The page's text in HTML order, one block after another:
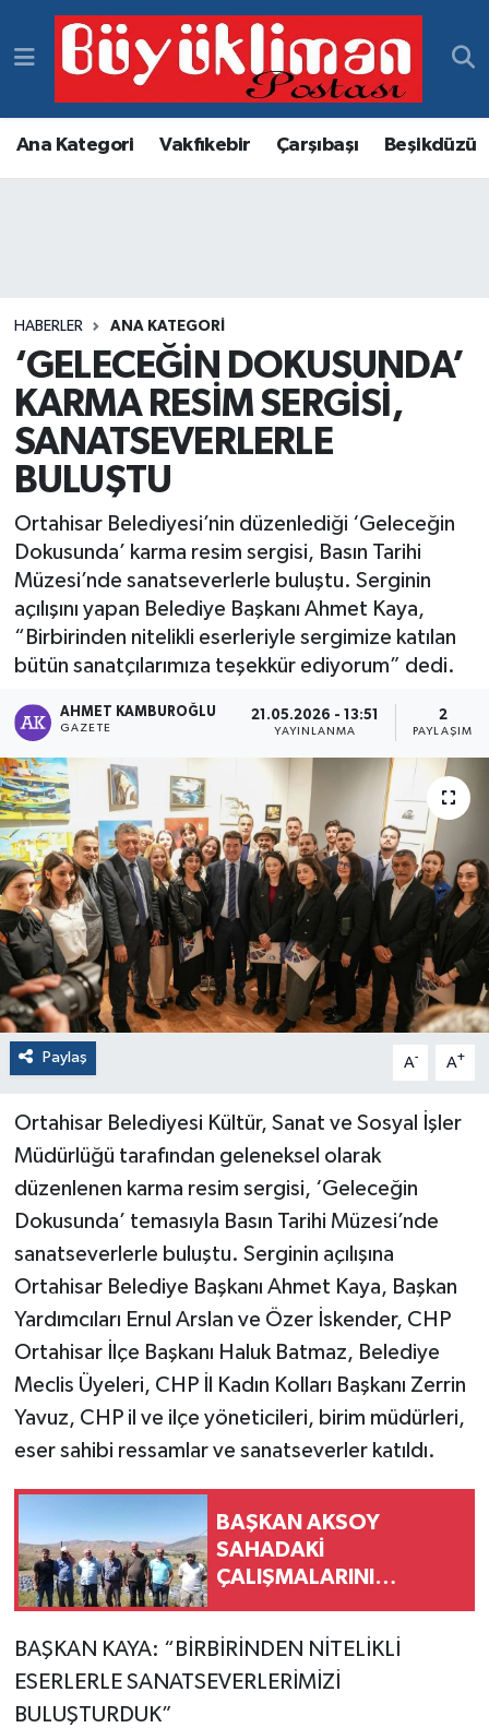
Ana Kategori Vakfıkebir Çarşıbaşı Beşikdüzü
HABERLER ANA KATEGORI
‘GELECEĞİN DOKUSUNDA’
KARMA RESİM SERGİSİ,
SANATSEVERLERLE
BULUŞTU
Ortahisar Belediyesi’nin düzenlediği ‘Geleceğin
Dokusunda’ karma resim sergisi, Basın Tarihi
Müzesi’nde sanatseverlerle buluştu. Serginin
açılışını yapan Belediye Başkanı Ahmet Kaya,
“Birbirinden nitelikli eserleriyle sergimize katılan
bütün sanatçılarımıza teşekkür ediyorum” dedi.
AHMET KAMBUROĞLU
GAZETE
21.05.2026 - 13:51
YAYINLANMA
2
PAYLAŞIM
Paylaş A- A+
Ortahisar Belediyesi Kültür, Sanat ve Sosyal İşler
Müdürlüğü tarafından geleneksel olarak
düzenlenen karma resim sergisi, ‘Geleceğin
Dokusunda’ temasıyla Basın Tarihi Müzesi’nde
sanatseverlerle buluştu. Serginin açılışına
Ortahisar Belediye Başkanı Ahmet Kaya, Başkan
Yardımcıları Ernul Arslan ve Özer İskender, CHP
Ortahisar İlçe Başkanı Haluk Batmaz, Belediye
Meclis Üyeleri, CHP İl Kadın Kolları Başkanı Zerrin
Yavuz, CHP il ve ilçe yöneticileri, birim müdürleri,
eser sahibi ressamlar ve sanatseverler katıldı.
BAŞKAN AKSOY
SAHADAKİ
ÇALIŞMALARINI
SÜRDÜRÜYOR
BAŞKAN KAYA: “BİRBİRİNDEN NİTELİKLİ
ESERLERLE SANATSEVERLERİMİZİ
BULUŞTURDUK”
Vakfıkebir Hava Durumu
Vakfıkebir Trafik Yoğunluk Haritası
Haber Arşivi